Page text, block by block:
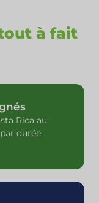
à fait
Rica au
durée.